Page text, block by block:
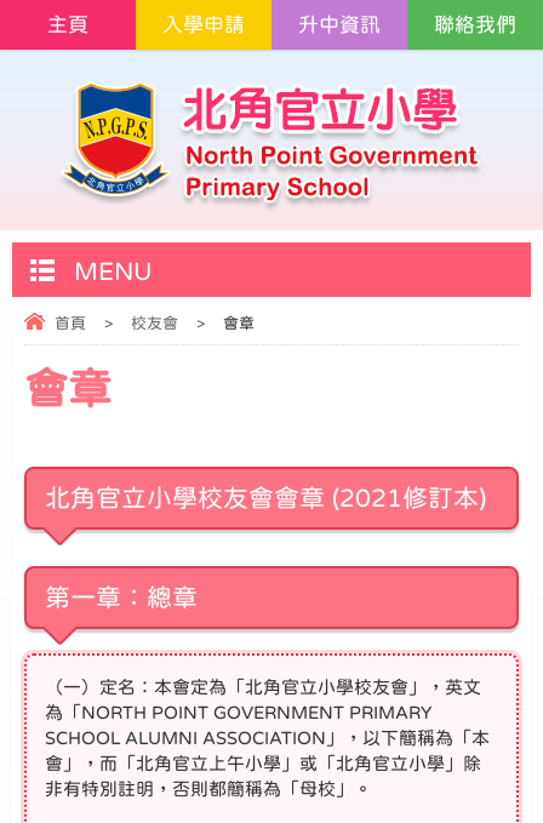
主頁 入學申請 升中資訊 聯絡我們
MENU
首頁 > 校友會 > 會章
會章
北角官立小學校友會會章 (2021修訂本)
第一章：總章
（一）定名：本會定為「北角官立小學校友會」，英文
為「NORTH POINT GOVERNMENT PRIMARY
SCHOOL ALUMNI ASSOCIATION」，以下簡稱為「本
會」，而「北角官立上午小學」或「北角官立小學」除
非有特別註明，否則都簡稱為「母校」。